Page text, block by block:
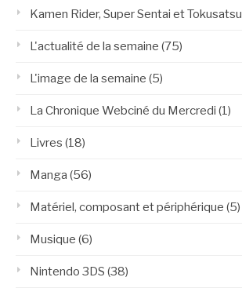
Kamen Rider, Super Sentai et Tokusatsu
L'actualité de la semaine (75)
L'image de la semaine (5)
La Chronique Webciné du Mercredi (1)
Livres (18)
Manga (56)
Matériel, composant et périphérique (5)
Musique (6)
Nintendo 3DS (38)